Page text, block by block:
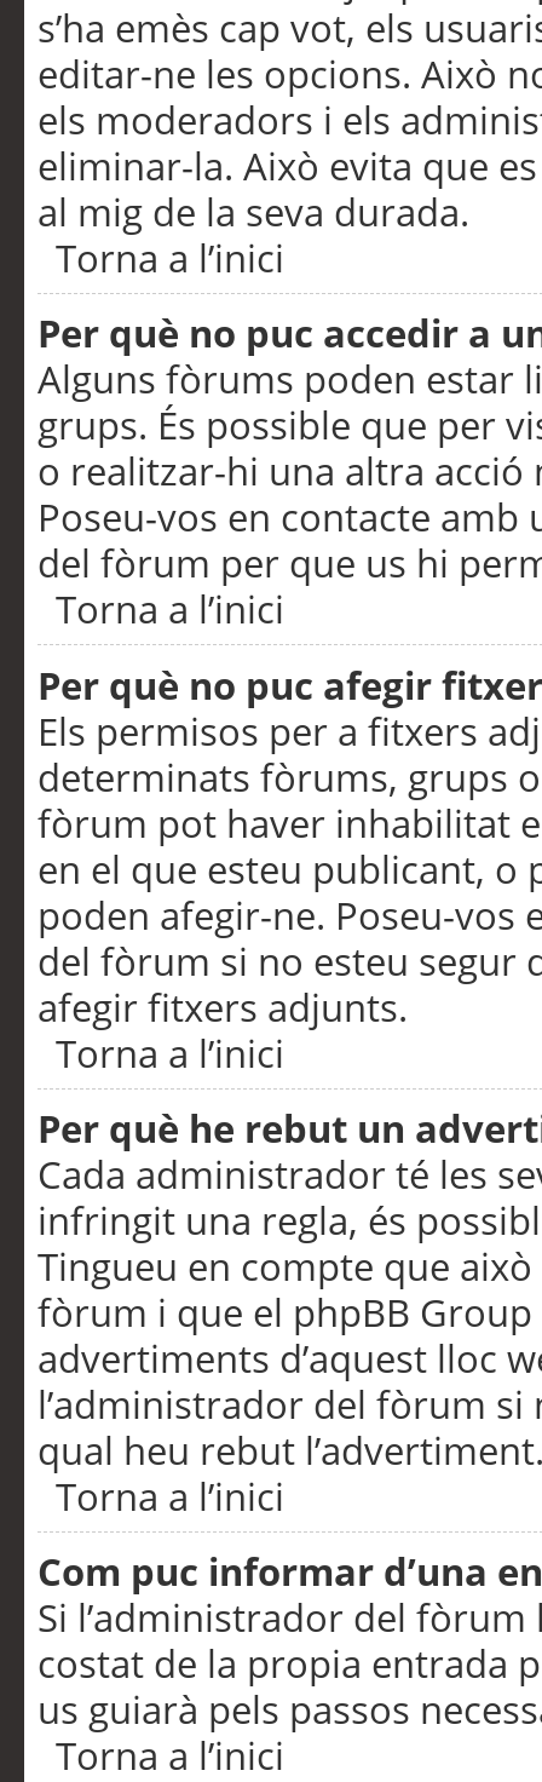
s’ha emès cap vot, els
editar-ne les opcions. Això
els moderadors i els
eliminar-la. Això evita que
al mig de la seva durada.
Torna a l’inici
Per què no puc accedir a
Alguns fòrums poden estar
grups. És possible que per
o realitzar-hi una altra acció
Poseu-vos en contacte
del fòrum per que us hi
Torna a l’inici
Per què no puc afegir
Els permisos per a fitxers
determinats fòrums, grups
fòrum pot haver inhabilitat
en el que esteu publicant,
poden afegir-ne. Poseu-vos
del fòrum si no esteu segur
afegir fitxers adjunts.
Torna a l’inici
Per què he rebut un
Cada administrador té les
infringit una regla, és
Tingueu en compte que
fòrum i que el phpBB
advertiments d’aquest lloc
l’administrador del fòrum
qual heu rebut
Torna a l’inici
Com puc informar d’una
Si l’administrador del
costat de la propia entrada
us guiarà pels passos
Torna a l’inici